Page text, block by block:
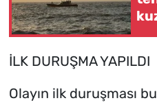
İLK DURUŞMA YAPILDI
Olayın ilk duruşması